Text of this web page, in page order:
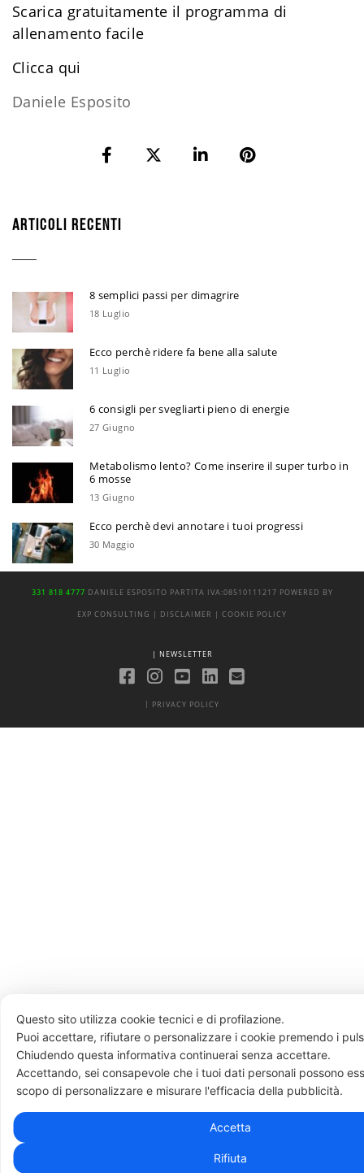
Scarica gratuitamente il programma di
allenamento facile
​Clicca qui
Daniele Esposito
ARTICOLI RECENTI
8 semplici passi per dimagrire
18 Luglio
Ecco perchè ridere fa bene alla salute
11 Luglio
6 consigli per svegliarti pieno di energie
27 Giugno
Metabolismo lento? Come inserire il super turbo in
6 mosse
13 Giugno
Ecco perchè devi annotare i tuoi progressi
30 Maggio
331 818 4777 DANIELE ESPOSITO PARTITA IVA:08510111217 POWERED BY
EXP CONSULTING | DISCLAIMER | COOKIE POLICY
| NEWSLETTER
| PRIVACY POLICY
Questo sito utilizza cookie tecnici e di profilazione.
Puoi accettare, rifiutare o personalizzare i cookie premendo i
Chiudendo questa informativa continuerai senza accettare.
Accettando, sei consapevole che i tuoi dati personali possono
scopo di personalizzare e misurare l'efficacia della pubblicità.
Accetta
Rifiuta